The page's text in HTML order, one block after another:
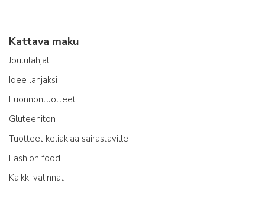
Kattava maku
Joululahjat
Idee lahjaksi
Luonnontuotteet
Gluteeniton
Tuotteet keliakiaa sairastaville
Fashion food
Kaikki valinnat